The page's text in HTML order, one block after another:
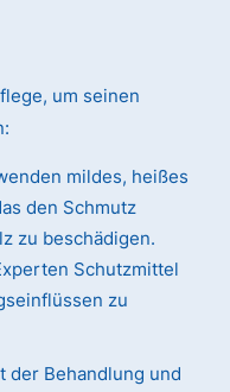
um seinen
mildes, heißes
den Schmutz
zu beschädigen.
Schutzmittel
zu
der Behandlung und